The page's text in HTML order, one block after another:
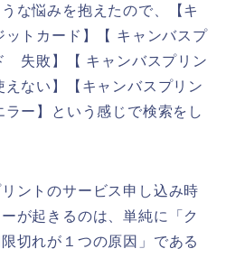
な悩みを抱えたので、【キ
ットカード】【 キャンバスプ
失敗】【 キャンバスプリン
ない】【キャンバスプリン
ー】という感じで検索をし
ントのサービス申し込み時
が起きるのは、単純に「ク
切れが１つの原因」である